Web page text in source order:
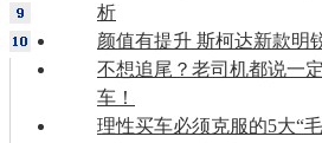
析
颜值有提升 斯柯达新款明
不想追尾？老司机都说一
车！
理性买车必须克服的5大“